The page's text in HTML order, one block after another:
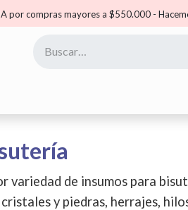
por compras mayores a $550.000 -
variedad de insumos para
y piedras, herrajes,